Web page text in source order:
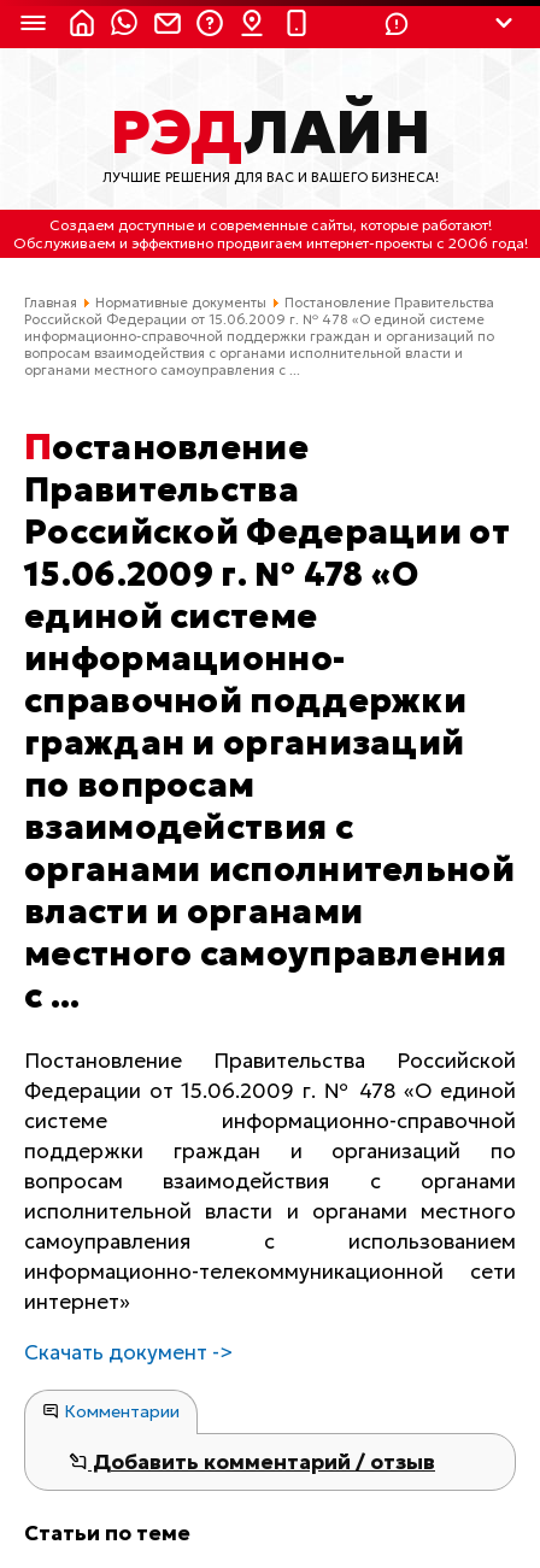
8 (800) 550-9899 (с 2:30 до 11:30 по
Мск)
Бесплатно по России
(4212) 658-653
(4212) 637-673
Хабаровск, ул.Гамарника, 64
info@lred.ru
Все контакты
РЭДЛАЙН
ЛУЧШИЕ РЕШЕНИЯ ДЛЯ ВАС И ВАШЕГО БИЗНЕСА!
Создаем доступные и современные сайты, которые работают!
Обслуживаем и эффективно продвигаем интернет-проекты с 2006 года!
Главная Нормативные документы
Постановление Правительства
Российской Федерации от 15.06.2009 г. № 478 «О единой системе
информационно-справочной поддержки граждан и организаций по
вопросам взаимодействия с органами исполнительной власти и
органами местного самоуправления с ...
Постановление
Правительства
Российской Федерации от
15.06.2009 г. № 478 «О
единой системе
информационно-
справочной поддержки
граждан и организаций
по вопросам
взаимодействия с
органами исполнительной
власти и органами
местного самоуправления
с ...
Постановление Правительства Российской
Федерации от 15.06.2009 г. № 478 «О единой
системе информационно-справочной
поддержки граждан и организаций по
вопросам взаимодействия с органами
исполнительной власти и органами местного
самоуправления с использованием
информационно-телекоммуникационной сети
интернет»
Скачать документ ->
Комментарии
Добавить комментарий / отзыв
Статьи по теме